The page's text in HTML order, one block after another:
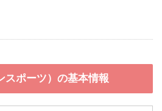
スポーツ）の基本情報